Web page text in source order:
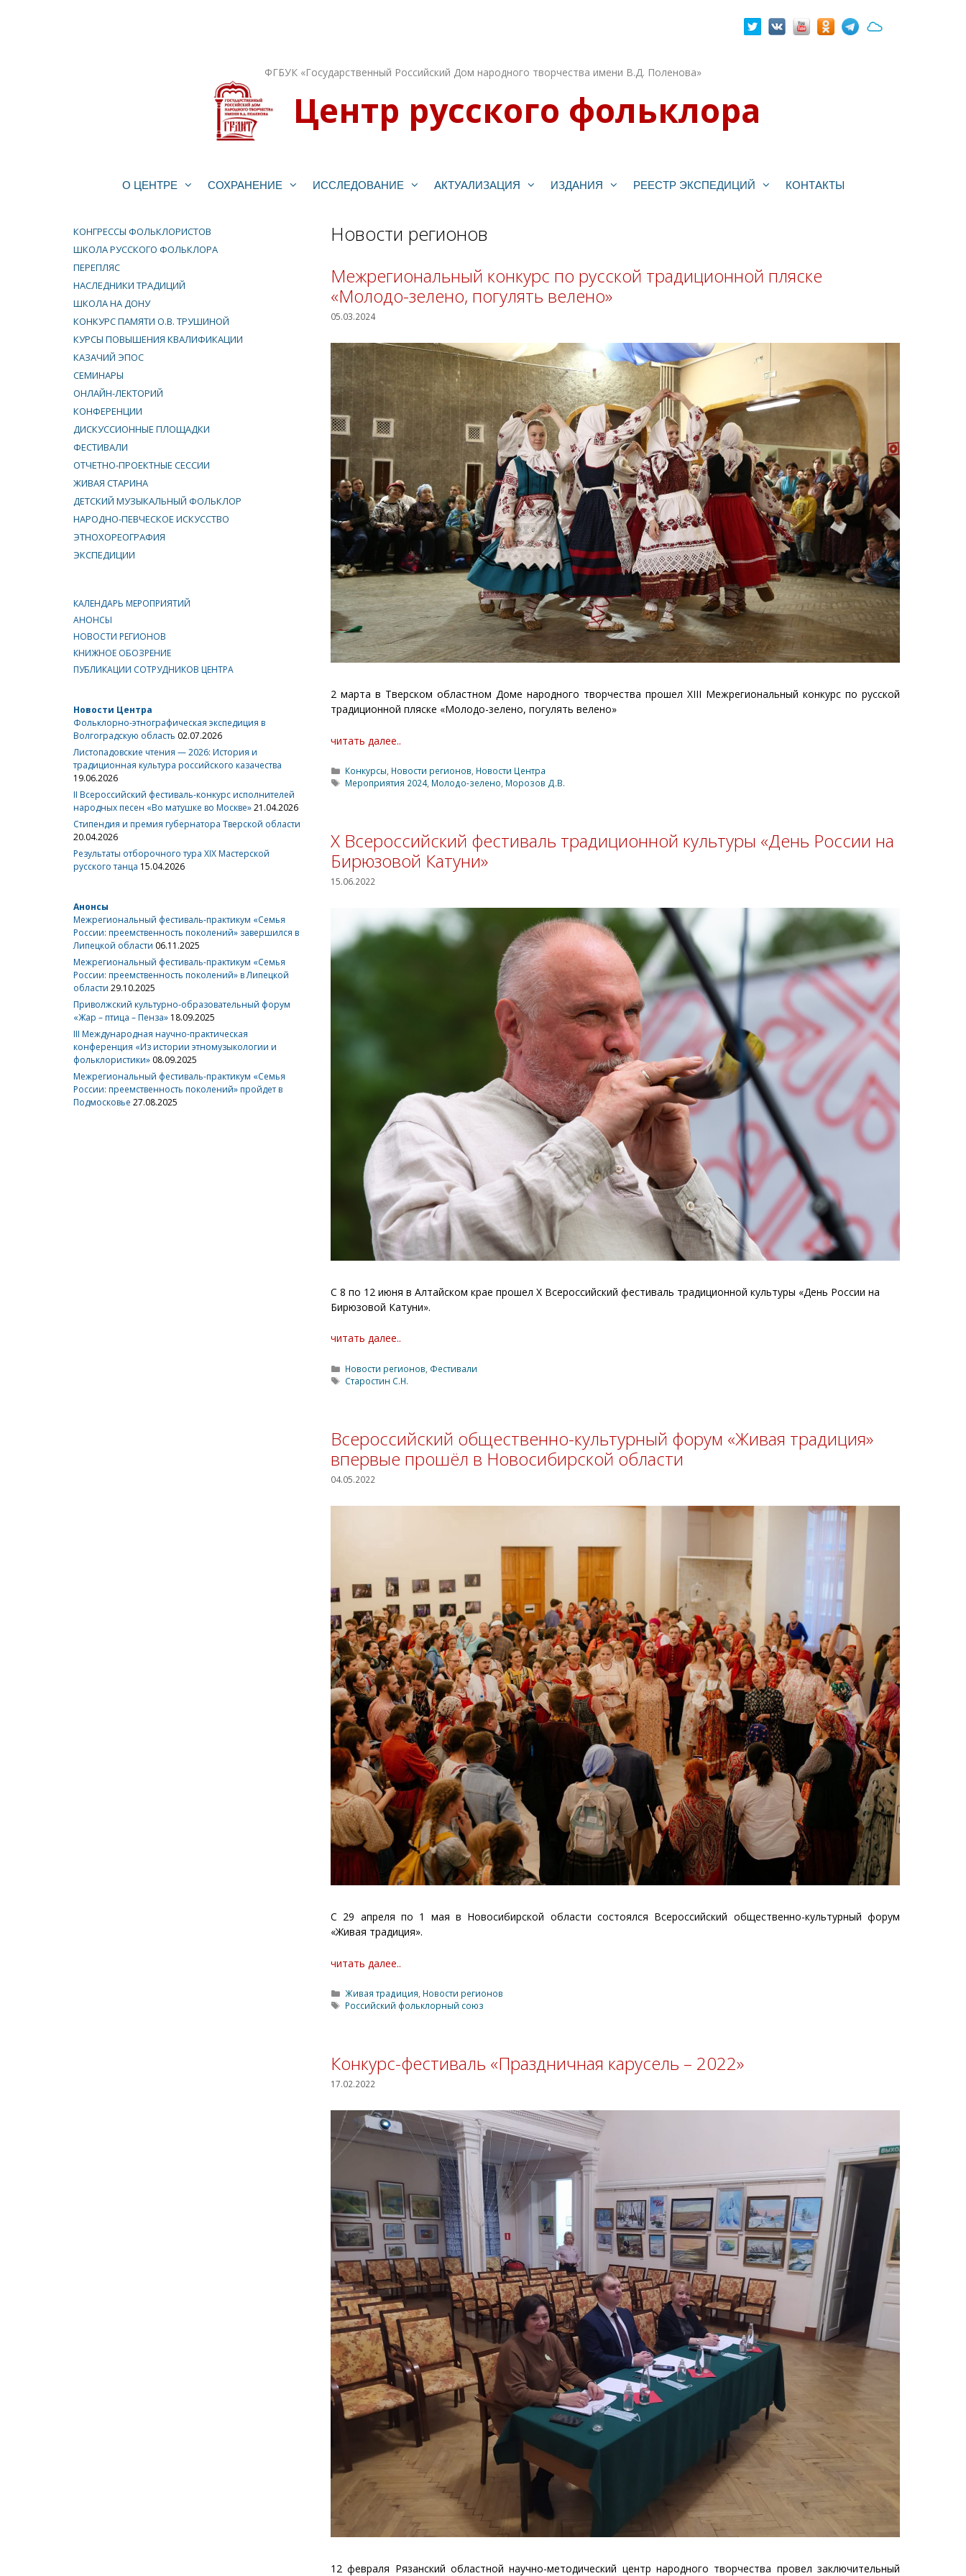
ФГБУК «Государственный Российский Дом народного творчества имени В.Д. Поленова»
Центр русского фольклора
О ЦЕНТРЕ СОХРАНЕНИЕ ИССЛЕДОВАНИЕ АКТУАЛИЗАЦИЯ ИЗДАНИЯ РЕЕСТР ЭКСПЕДИЦИЙ КОНТАКТЫ
Новости регионов
Межрегиональный конкурс по русской традиционной пляске
«Молодо-зелено, погулять велено»
05.03.2024
2 марта в Тверском областном Доме народного творчества прошел XIII Межрегиональный конкурс по русской
традиционной пляске «Молодо-зелено, погулять велено»
читать далее..
Рубрики
Конкурсы, Новости регионов, Новости Центра
Метки
Мероприятия 2024, Молодо-зелено, Морозов Д.В.
X Всероссийский фестиваль традиционной культуры «День России на
Бирюзовой Катуни»
15.06.2022
С 8 по 12 июня в Алтайском крае прошел X Всероссийский фестиваль традиционной культуры «День России на
Бирюзовой Катуни».
читать далее..
Рубрики
Новости регионов Фестивали
Метки
Старостин С.Н.
Всероссийский общественно-культурный форум «Живая традиция»
впервые прошёл в Новосибирской области
04.05.2022
С 29 апреля по 1 мая в Новосибирской области состоялся Всероссийский общественно-культурный форум
«Живая традиция».
читать далее..
Рубрики
Живая традиция, Новости регионов
Метки
Российский фольклорный союз
Конкурс-фестиваль «Праздничная карусель – 2022»
17.02.2022
12 февраля Рязанский областной научно-методический центр народного творчества провел заключительный
КОНГРЕССЫ ФОЛЬКЛОРИСТОВ
ШКОЛА РУССКОГО ФОЛЬКЛОРА
ПЕРЕПЛЯС
НАСЛЕДНИКИ ТРАДИЦИЙ
ШКОЛА НА ДОНУ
КОНКУРС ПАМЯТИ О.В. ТРУШИНОЙ
КУРСЫ ПОВЫШЕНИЯ КВАЛИФИКАЦИИ
КАЗАЧИЙ ЭПОС
СЕМИНАРЫ
ОНЛАЙН-ЛЕКТОРИЙ
КОНФЕРЕНЦИИ
ДИСКУССИОННЫЕ ПЛОЩАДКИ
ФЕСТИВАЛИ
ОТЧЕТНО-ПРОЕКТНЫЕ СЕССИИ
ЖИВАЯ СТАРИНА
ДЕТСКИЙ МУЗЫКАЛЬНЫЙ ФОЛЬКЛОР
НАРОДНО-ПЕВЧЕСКОЕ ИСКУССТВО
ЭТНОХОРЕОГРАФИЯ
ЭКСПЕДИЦИИ
КАЛЕНДАРЬ МЕРОПРИЯТИЙ
АНОНСЫ
НОВОСТИ РЕГИОНОВ
КНИЖНОЕ ОБОЗРЕНИЕ
ПУБЛИКАЦИИ СОТРУДНИКОВ ЦЕНТРА
Новости Центра
Фольклорно-этнографическая экспедиция в
Волгоградскую область 02.07.2026
Листопадовские чтения — 2026: История и
традиционная культура российского казачества
19.06.2026
II Всероссийский фестиваль-конкурс исполнителей
народных песен «Во матушке во Москве»21.04.2026
Стипендия и премия губернатора Тверской области
20.04.2026
Результаты отборочного тура XIX Мастерской
русского танца 15.04.2026
Анонсы
Межрегиональный фестиваль-практикум «Семья
России: преемственность поколений» завершился в
Липецкой области 06.11.2025
Межрегиональный фестиваль-практикум «Семья
России: преемственность поколений» в Липецкой
области 29.10.2025
Приволжский культурно-образовательный форум
«Жар – птица – Пенза» 18.09.2025
III Международная научно-практическая
конференция «Из истории этномузыкологии и
фольклористики» 08.09.2025
Межрегиональный фестиваль-практикум «Семья
России: преемственность поколений» пройдет в
Подмосковье 27.08.2025